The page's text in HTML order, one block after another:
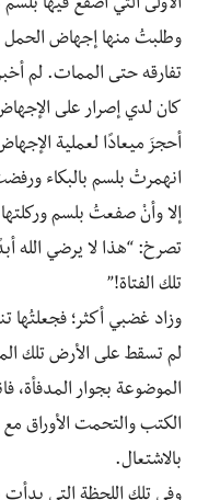
الأولى التي أصفع فيها
وطلبتُ منها إجهاض الحمل
تفارقه حتى الممات. لم
كان لدي إصرار على
أحجزَ ميعادًا لعملية
انهمرتْ بلسم بالبكاء
إلا وأنْ صفعتُ بلسم
تصرخ: “هذا لا يرضي الله
تلك الفتاة!”
وزاد غضبي أكثر؛ فجعلتُها
لم تسقط على الأرض تلك
الموضوعة بجوار المدفأة،
الكتب والتحمت الأوراق مع
بالاشتعال.